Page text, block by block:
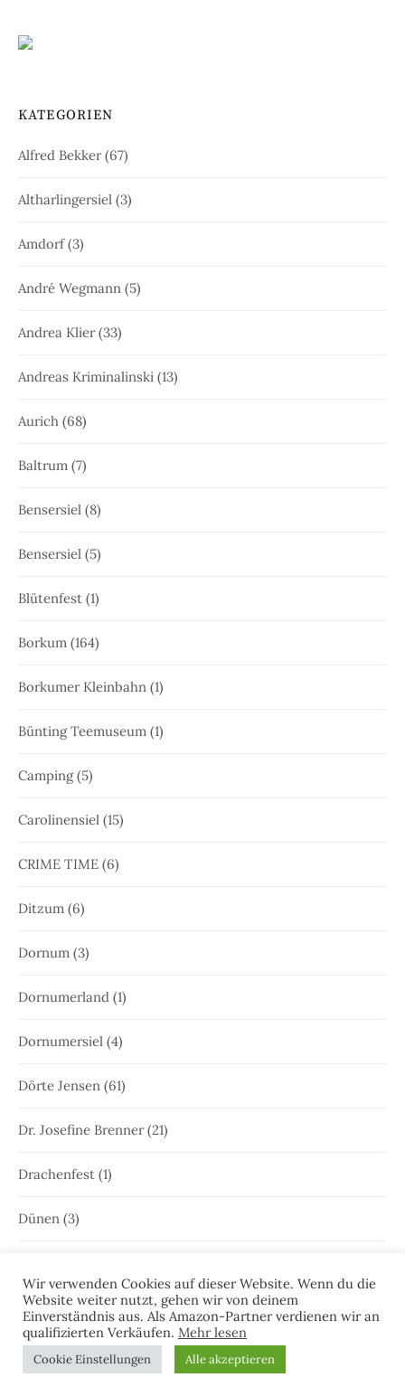
KATEGORIEN
Alfred Bekker(67)
Altharlingersiel (3)
Amdorf(3)
André Wegmann (5)
Andrea Klier(33)
Andreas Kriminalinski (13)
Aurich (68)
Baltrum (7)
Bensersiel (8)
Bensersiel (5)
Blütenfest (1)
Borkum (164)
Borkumer Kleinbahn (1)
Bünting Teemuseum (1)
Camping(5)
Carolinensiel (15)
CRIME TIME (6)
Ditzum (6)
Dornum (3)
Dornumerland (1)
Dornumersiel (4)
Dörte Jensen (61)
Dr. Josefine Brenner(21)
Drachenfest (1)
Dünen (3)
Ele Wolff(71)
Elke Bergsma(1)
Wir verwenden Cookies auf dieser Website. Wenn du die
Website weiter nutzt, gehen wir von deinem
Einverständnis aus. Als Amazon-Partner verdienen wir an
qualifizierten Verkäufen. Mehr lesen
Cookie Einstellungen Alle akzeptieren